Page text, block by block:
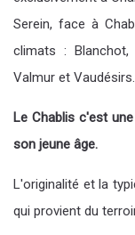
Serein, face à
climats : Blanchot,
Valmur et
Le Chablis c'est
son jeune âge.
L'originalité et la
qui provient du